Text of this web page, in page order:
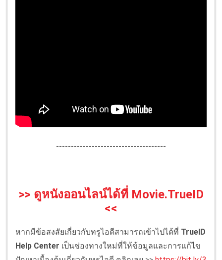
-------------------------------------
>> ดูหนังออนไลน์ได้ที่ Movie.TrueID
<<
หากมีข้อสงสัยเกี่ยวกับทรูไอดีสามารถเข้าไปได้ที่ TrueID
Help Center เป็นช่องทางใหม่ที่ให้ข้อมูลและการแก้ไข